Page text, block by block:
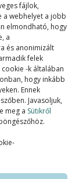
fájlok,
a webhelyet a jobb
elmondható, hogy
a
és anonimizált
felek
-k általában
hogy inkább
Ennek
Javasoljuk,
meg a Sütikről